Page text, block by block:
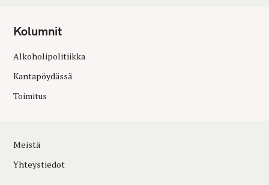
Kolumnit
Alkoholipolitiikka
Kantapöydässä
Toimitus
Meistä
Yhteystiedot